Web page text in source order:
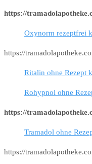
https://
Oxynorm rezeptfrei
https://
Ritalin ohne Rezept
Rohypnol ohne
https://
Tramadol ohne
https://